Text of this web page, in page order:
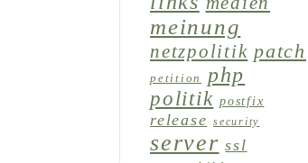
meinung
netzpolitik patch
petition php
politik postfix
release security
server ssl